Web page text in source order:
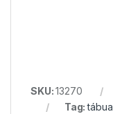
SKU:13270
Tag:tábua